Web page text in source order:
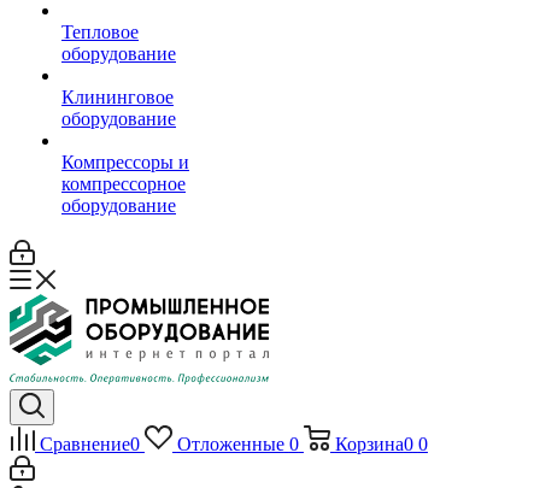
Тепловое
оборудование
Клининговое
оборудование
Компрессоры и
компрессорное
оборудование
Сравнение0 Отложенные 0 Корзина0 0